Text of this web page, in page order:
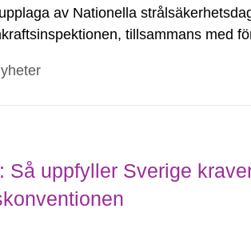
av Nationella
tillsammans med
Så uppfyller Sverige